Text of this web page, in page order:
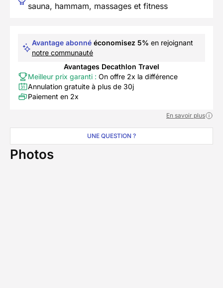
sauna, hammam, massages et fitness
Avantage abonné économisez 5% en rejoignant
notre communauté
Avantages Decathlon Travel
Meilleur prix garanti : On offre 2x la différence
Annulation gratuite à plus de 30j
Paiement en 2x
En savoir plus
UNE QUESTION ?
Photos